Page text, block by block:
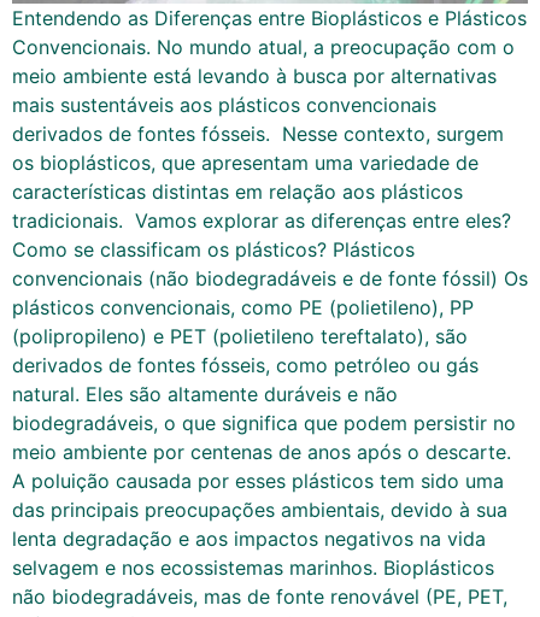
Entendendo as Diferenças entre Bioplásticos e Plásticos
Convencionais. No mundo atual, a preocupação com o
meio ambiente está levando à busca por alternativas
mais sustentáveis aos plásticos convencionais
derivados de fontes fósseis. Nesse contexto, surgem
os bioplásticos, que apresentam uma variedade de
características distintas em relação aos plásticos
tradicionais. Vamos explorar as diferenças entre eles?
Como se classificam os plásticos? Plásticos
convencionais (não biodegradáveis e de fonte fóssil) Os
plásticos convencionais, como PE (polietileno), PP
(polipropileno) e PET (polietileno tereftalato), são
derivados de fontes fósseis, como petróleo ou gás
natural. Eles são altamente duráveis e não
biodegradáveis, o que significa que podem persistir no
meio ambiente por centenas de anos após o descarte.
A poluição causada por esses plásticos tem sido uma
das principais preocupações ambientais, devido à sua
lenta degradação e aos impactos negativos na vida
selvagem e nos ecossistemas marinhos. Bioplásticos
não biodegradáveis, mas de fonte renovável (PE, PET,